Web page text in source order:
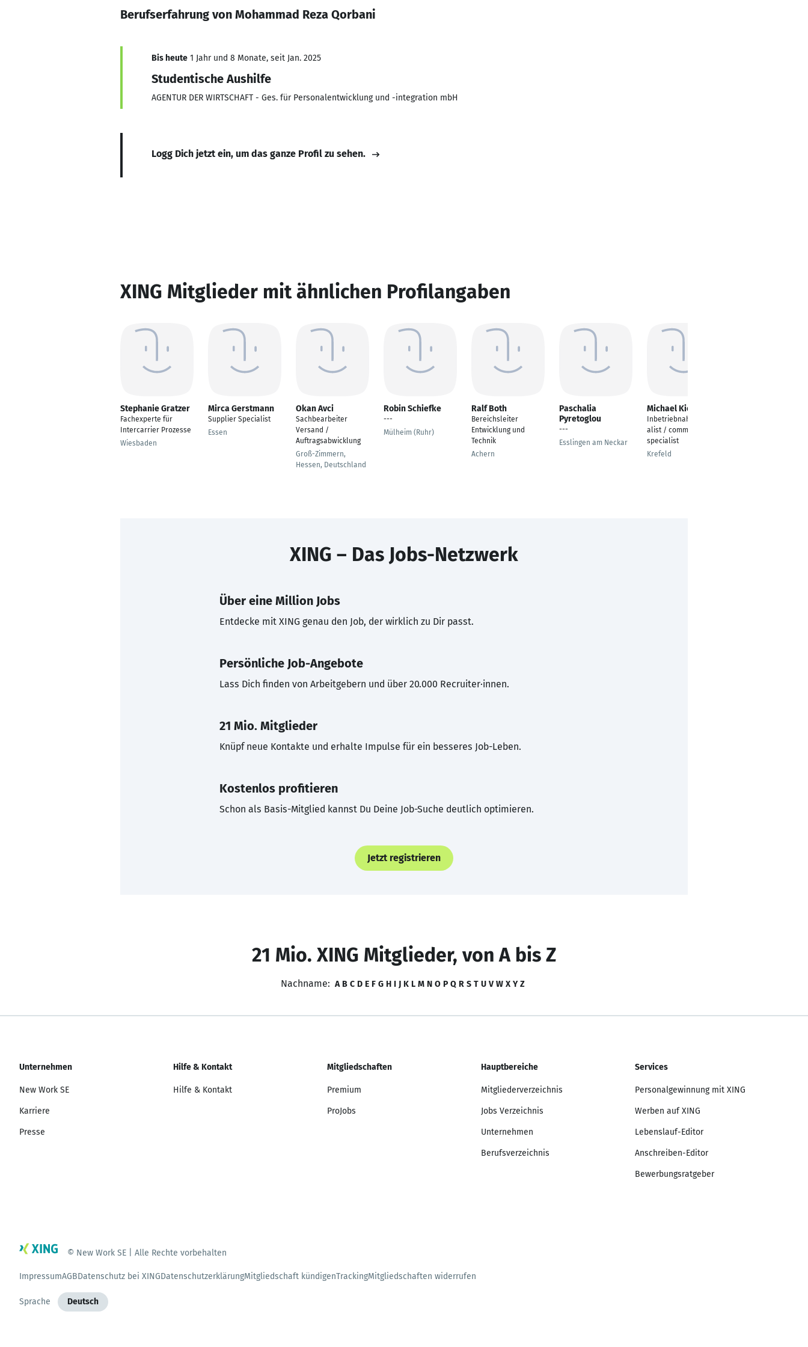
Berufserfahrung von Mohammad Reza Qorbani
Bis heute 1 Jahr und 8 Monate, seit Jan. 2025
Studentische Aushilfe
AGENTUR DER WIRTSCHAFT - Ges. für Personalentwicklung und -integration mbH
Logg Dich jetzt ein, um das ganze Profil zu sehen.
XING Mitglieder mit ähnlichen Profilangaben
Stephanie Gratzer
Fachexperte für
Intercarrier Prozesse
Wiesbaden
Mirca Gerstmann
Supplier Specialist
Essen
Okan Avci
Sachbearbeiter
Versand /
Auftragsabwicklung
Groß-Zimmern,
Hessen, Deutschland
Robin Schiefke
---
Mülheim (Ruhr)
Ralf Both
Bereichsleiter
Entwicklung und
Technik
Achern
Paschalia
Pyretoglou
---
Esslingen am Neckar
Michael Kienen
Inbetriebnahmespezi
alist / commissioning
specialist
Krefeld
XING – Das Jobs-Netzwerk
Über eine Million Jobs
Entdecke mit XING genau den Job, der wirklich zu Dir passt.
Persönliche Job-Angebote
Lass Dich finden von Arbeitgebern und über 20.000 Recruiter·innen.
21 Mio. Mitglieder
Knüpf neue Kontakte und erhalte Impulse für ein besseres Job-Leben.
Kostenlos profitieren
Schon als Basis-Mitglied kannst Du Deine Job-Suche deutlich optimieren.
Jetzt registrieren
21 Mio. XING Mitglieder, von A bis Z
Nachname: A B C D E F G H I J K L M N O P Q R S T U V W X Y Z
Unternehmen
New Work SE
Karriere
Presse
Hilfe & Kontakt
Hilfe & Kontakt
Mitgliedschaften
Premium
ProJobs
Hauptbereiche
Mitgliederverzeichnis
Jobs Verzeichnis
Unternehmen
Berufsverzeichnis
Services
Personalgewinnung mit XING
Werben auf XING
Lebenslauf-Editor
Anschreiben-Editor
Bewerbungsratgeber
© New Work SE | Alle Rechte vorbehalten
ImpressumAGBDatenschutz bei XINGDatenschutzerklärungMitgliedschaft kündigenTrackingMitgliedschaften widerrufen
Sprache Deutsch